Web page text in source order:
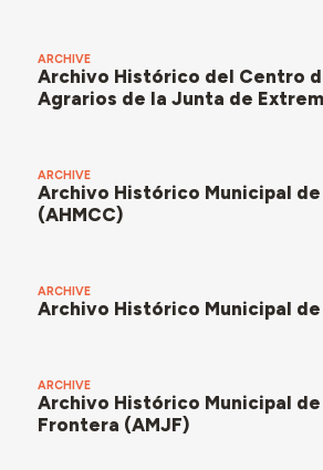
ARCHIVE
Archivo Histórico del Centro
Agrarios de la Junta de
ARCHIVE
Archivo Histórico Municipal
(AHMCC)
ARCHIVE
Archivo Histórico Municipal de
ARCHIVE
Archivo Histórico Municipal
Frontera (AMJF)